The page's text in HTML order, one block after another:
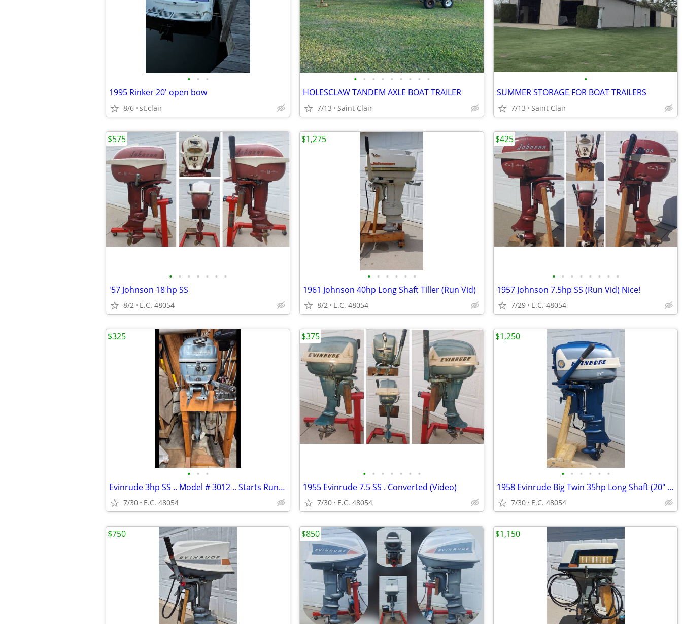
• • •
1995 Rinker 20' open bow
8/6 st.clair
• • • • • • • • •
HOLESCLAW TANDEM AXLE BOAT TRAILER
7/13 Saint Clair
•
SUMMER STORAGE FOR BOAT TRAILERS
7/13 Saint Clair
• • • • • • •
'57 Johnson 18 hp SS
8/2 E.C. 48054
$575
• • • • • •
1961 Johnson 40hp Long Shaft Tiller (Run Vid)
8/2 E.C. 48054
$1,275
• • • • • • • •
1957 Johnson 7.5hp SS (Run Vid) Nice!
7/29 E.C. 48054
$425
• • •
Evinrude 3hp SS .. Model # 3012 .. Starts Runs Great (Video)
7/30 E.C. 48054
$325
• • • • • • •
1955 Evinrude 7.5 SS . Converted (Video)
7/30 E.C. 48054
$375
• • • • • •
1958 Evinrude Big Twin 35hp Long Shaft (20" Transom) Tiller
7/30 E.C. 48054
$1,250
$750 $850 $1,150